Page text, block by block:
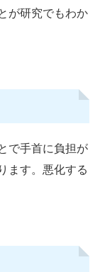
が研究でもわか
で手首に負担が
ます。悪化する